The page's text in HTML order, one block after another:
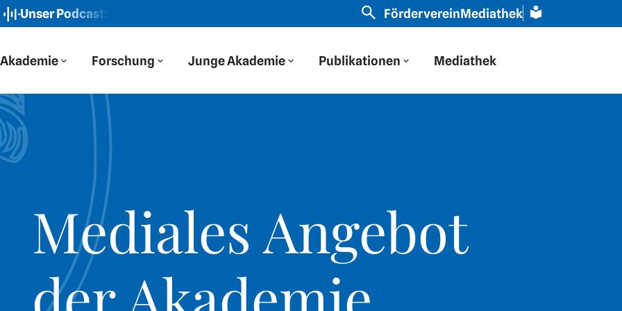
Podcast: Der Blaue Salon Neue Folge: „Wir haben auf Osteuropa durch eine russische Brille geschaut“ |
FördervereinMediathek
Akademie Forschung Junge Akademie Publikationen Mediathek
Mediales Angebot